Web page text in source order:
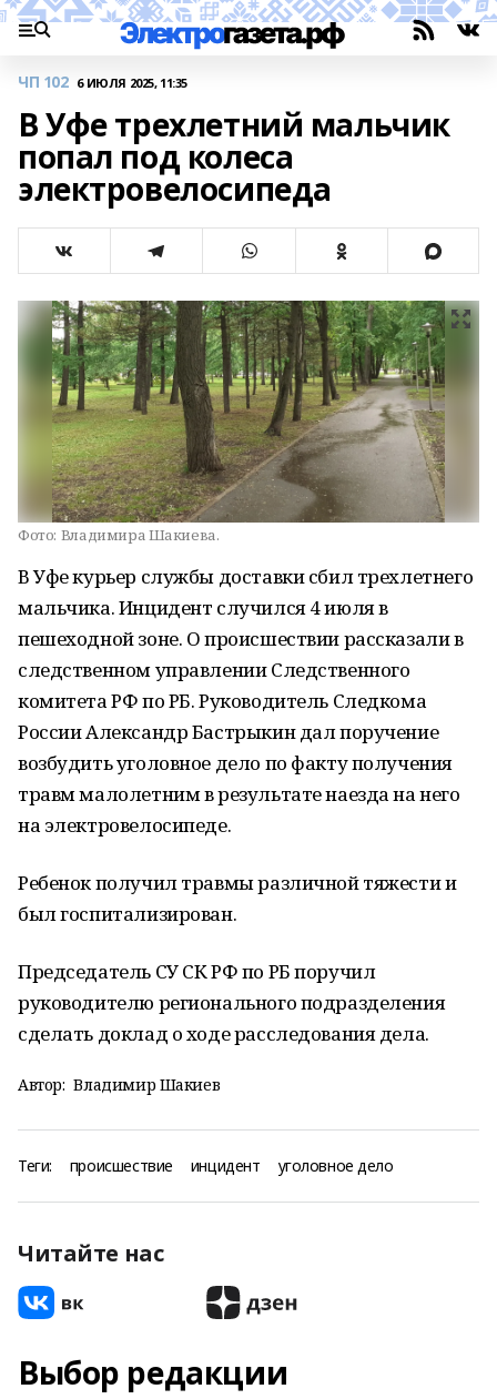
ЧП 102 6 ИЮЛЯ 2025, 11:35
В Уфе трехлетний мальчик
попал под колеса
электровелосипеда
Фото: Владимира Шакиева.
В Уфе курьер службы доставки сбил трехлетнего
мальчика. Инцидент случился 4 июля в
пешеходной зоне. О происшествии рассказали в
следственном управлении Следственного
комитета РФ по РБ. Руководитель Следкома
России Александр Бастрыкин дал поручение
возбудить уголовное дело по факту получения
травм малолетним в результате наезда на него
на электровелосипеде.
Ребенок получил травмы различной тяжести и
был госпитализирован.
Председатель СУ СК РФ по РБ поручил
руководителю регионального подразделения
сделать доклад о ходе расследования дела.
Автор: Владимир Шакиев
Теги: происшествие инцидент уголовное дело
Читайте нас
Выбор редакции